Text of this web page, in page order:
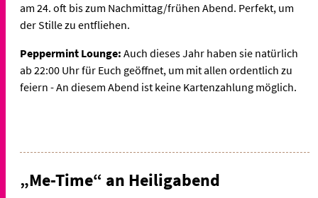
am 24. oft bis zum Nachmittag/frühen Abend. Perfekt, um
der Stille zu entfliehen.
Peppermint Lounge: Auch dieses Jahr haben sie natürlich
ab 22:00 Uhr für Euch geöffnet, um mit allen ordentlich zu
feiern - An diesem Abend ist keine Kartenzahlung möglich.
„Me-Time“ an Heiligabend